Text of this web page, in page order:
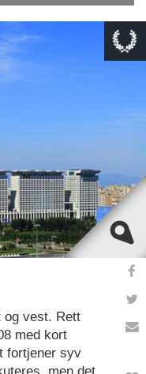
og vest. Rett
med kort
fortjener syv